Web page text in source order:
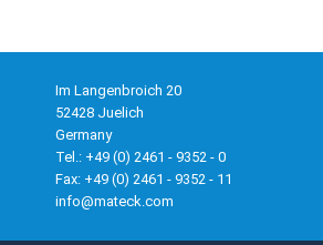
Im Langenbroich 20
52428 Juelich
Germany
Tel.: +49 (0) 2461 - 9352 - 0
Fax: +49 (0) 2461 - 9352 - 11
info@mateck.com